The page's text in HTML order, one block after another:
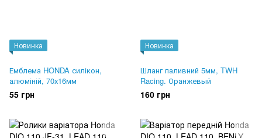
Новинка
Емблема HONDA силікон,
алюміній, 70х16мм
55 грн
Новинка
Шланг паливний 5мм, TWH
Racing. Оранжевый
160 грн